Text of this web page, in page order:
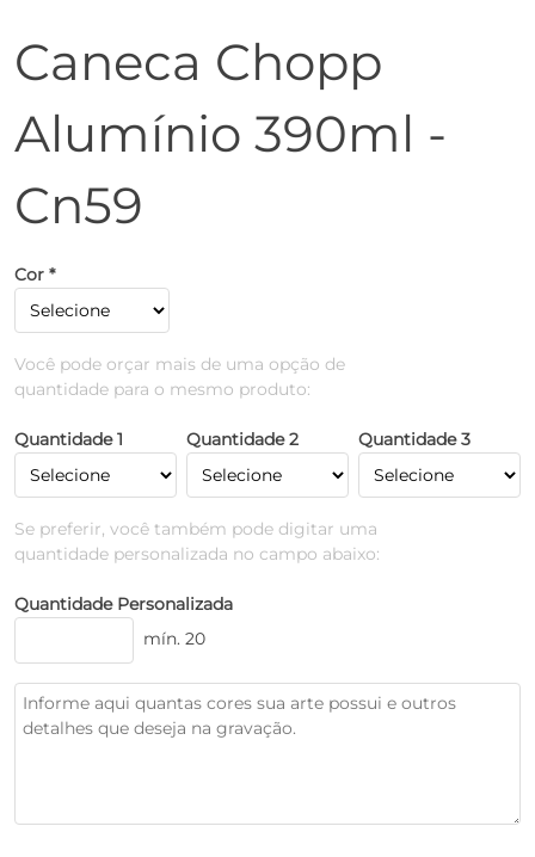
Caneca Chopp
Alumínio 390ml -
Cn59
Cor *
Você pode orçar mais de uma opção de
quantidade para o mesmo produto:
Quantidade 1 Quantidade 2 Quantidade 3
Se preferir, você também pode digitar uma
quantidade personalizada no campo abaixo:
Quantidade Personalizada
mín. 20